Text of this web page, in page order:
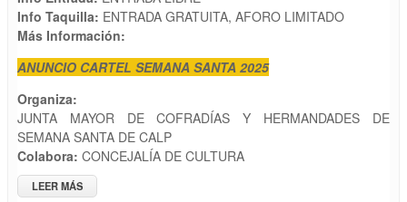
Info Taquilla: ENTRADA GRATUITA, AFORO LIMITADO
Más Información:
ANUNCIO CARTEL SEMANA SANTA 2025
Organiza:
JUNTA MAYOR DE COFRADÍAS Y HERMANDADES DE
SEMANA SANTA DE CALP
Colabora: CONCEJALÍA DE CULTURA
LEER MÁS
ACTUACIÓN "SOLERA ARTÍSTICA"